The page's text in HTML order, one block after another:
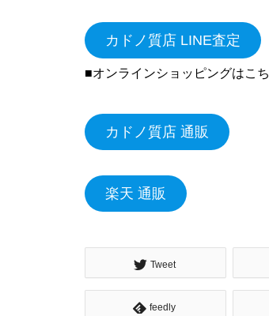
カドノ質店 LINE査定
■オンラインショッピングはこ
カドノ質店 通販
楽天 通販
Tweet
feedly